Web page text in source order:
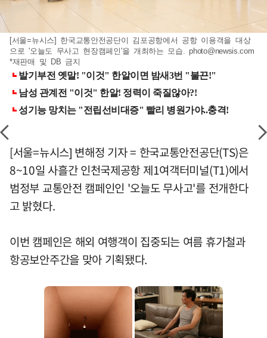
[서울=뉴시스] 한국교통안전공단이 김포공항에서 공항 이용객을 대상
으로 '오늘도 무사고 현장캠페인'을 개최하는 모습.photo@newsis.com
*재판매 및 DB 금지
[서울=뉴시스] 변해정 기자 = 한국교통안전공단(TS)은
8~10일 사흘간 인천국제공항 제1여객터미널(T1)에서
범정부 교통안전 캠페인인 '오늘도 무사고'를 전개한다
고 밝혔다.
이번 캠페인은 해외 여행객이 집중되는 여름 휴가철과
항공보안주간을 맞아 기획됐다.